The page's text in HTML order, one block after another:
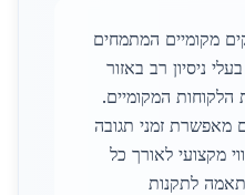
מקומיים המתמחים
ניסיון רב באזור
הלקוחות המקומיים.
מאפשרת זמני תגובה
מקצועי לאורך כל
לתקנות